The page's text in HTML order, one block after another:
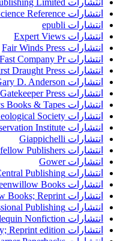
انتشارات Emerald Publishing Limited
انتشارات Engineering Science Reference
انتشارات epubli
انتشارات Expert Views
انتشارات Fair Winds Press
انتشارات Fast Company Pr
انتشارات First Draught Press
انتشارات Gary D. Anderson
انتشارات Gatekeeper Press
انتشارات Gateways Books & Tapes
انتشارات Geological Society
انتشارات Getty Conservation Institute
انتشارات Giappichelli
انتشارات Goodfellow Publishers
انتشارات Gower
انتشارات Grand Central Publishing
انتشارات Greenwillow Books
انتشارات Greenwillow Books; Reprint
انتشارات Gulf Professional Publishing
انتشارات Harlequin Nonfiction
انتشارات Harmony; Reprint edition